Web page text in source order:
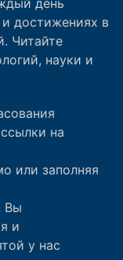
достижениях в
Читайте
науки и
на
или заполняя
Вы
и
у нас